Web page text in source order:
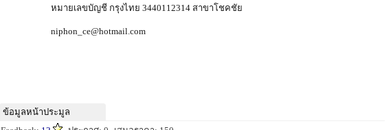
หมายเลขบัญชี กรุงไทย 3440112314 สาขาโชคชัย
niphon_ce@hotmail.com
ข้อมูลหน้าประมูล